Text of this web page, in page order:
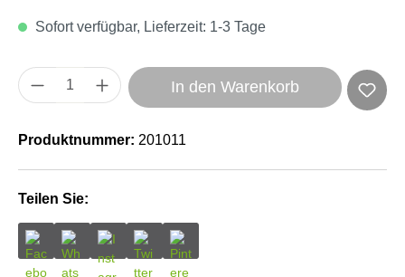
Sofort verfügbar, Lieferzeit: 1-3 Tage
Produkt Anzahl: Gib den gewünschten
In den Warenkorb
Produktnummer: 201011
Teilen Sie: